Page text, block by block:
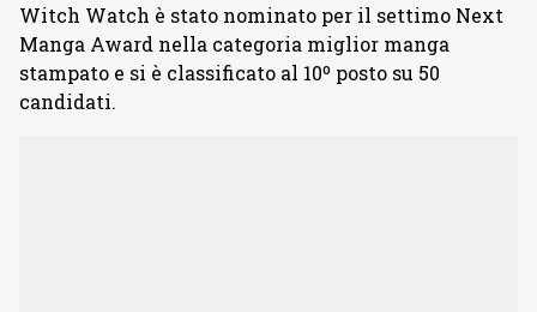
Witch Watch è stato nominato per il settimo Next
Manga Award nella categoria miglior manga
stampato e si è classificato al 10º posto su 50
candidati.